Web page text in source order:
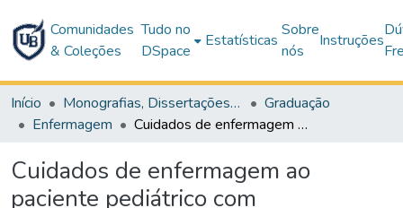
Comunidades
& Coleções
Tudo no
DSpace
Estatísticas
Sobre
nós
Instruções
Início Monografias, Dissertações e Teses
Graduação
Enfermagem
Cuidados de enfermagem ao paciente pediátrico com neuroblastoma da supra-renal na primeiríssima infância
Cuidados de enfermagem ao
paciente pediátrico com